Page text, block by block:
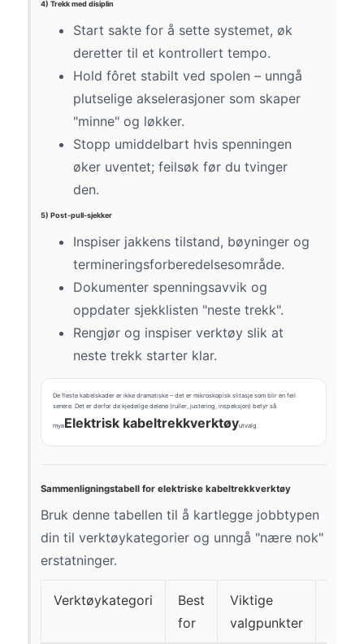
4) Trekk med disiplin
Start sakte for å sette systemet, øk
deretter til et kontrollert tempo.
Hold fôret stabilt ved spolen – unngå
plutselige akselerasjoner som skaper
"minne" og løkker.
Stopp umiddelbart hvis spenningen
øker uventet; feilsøk før du tvinger
den.
5) Post-pull-sjekker
Inspiser jakkens tilstand, bøyninger og
termineringsforberedelsesområde.
Dokumenter spenningsavvik og
oppdater sjekklisten "neste trekk".
Rengjør og inspiser verktøy slik at
neste trekk starter klar.
De fleste kabelskader er ikke dramatiske – det er mikroskopisk slitasje som blir en feil
senere. Det er derfor de kjedelige delene (ruller, justering, inspeksjon) betyr så
myeElektrisk kabeltrekkverktøyutvalg.
Sammenligningstabell for elektriske kabeltrekkverktøy
Bruk denne tabellen til å kartlegge jobbtypen
din til verktøykategorier og unngå "nære nok"
erstatninger.
Verktøykategori
Best
for
Viktige
valgpunkter